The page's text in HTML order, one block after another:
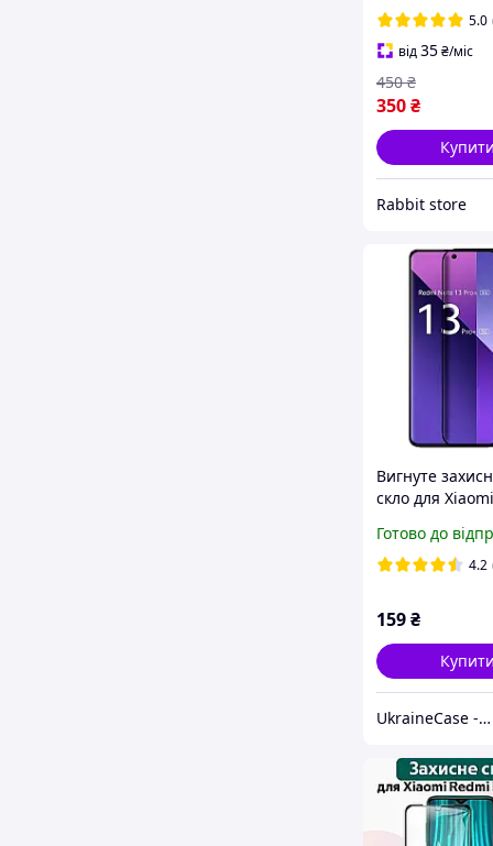
5.0
від35₴/міс
350₴
450 ₴
Купити
Rabbit store
Вигнуте
скло для
чорною
Готово до
4.2
159₴
Купити
UkraineCase - аксесуари для Huawei, Xiaomi, Meizu, Samsung, Nokia